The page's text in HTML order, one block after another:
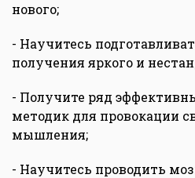
нового;
- Научитесь
получения яркого и
- Получите ряд
методик для провокации
мышления;
- Научитесь проводить